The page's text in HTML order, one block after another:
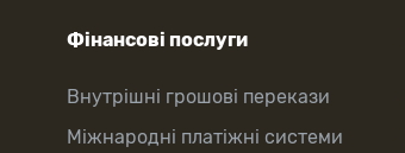
Фінансові послуги
Внутрішні грошові перекази
Міжнародні платіжні системи